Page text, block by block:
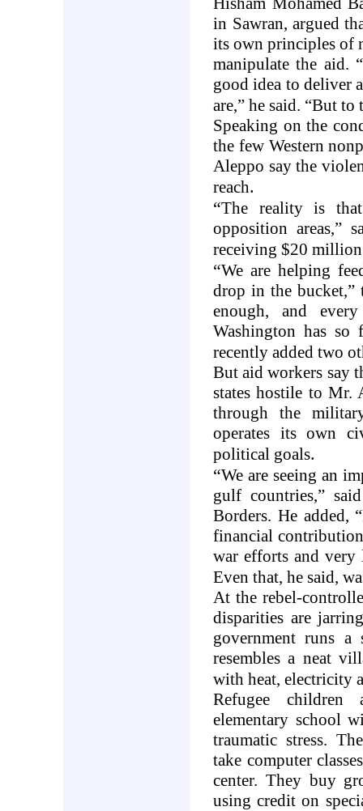
in Sawran, argued
its own principles of
manipulate the aid.
good idea to deliver
are,” he said. “But
Speaking on the
the few Western
Aleppo say the
reach.
“The reality is
opposition areas,”
receiving $20
“We are helping
drop in the bucket,”
enough, and
Washington has so
recently added two
But aid workers say
states hostile to Mr.
through the
operates its own
political goals.
“We are seeing an
gulf countries,”
Borders. He added,
financial
war efforts and very
Even that, he said,
At the rebel-
disparities are
government runs a
resembles a neat
with heat, electricity
Refugee
elementary school
traumatic stress.
take computer
center. They buy
using credit on